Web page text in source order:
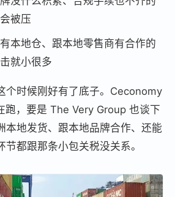
被压
本地仓、跟本地零售商有合作的
就小很多
个时候刚好有了底子。Ceconomy
跑，要是 The Very Group 也谈下
本地发货、跟本地品牌合作、还能
都跟那条小包关税没关系。